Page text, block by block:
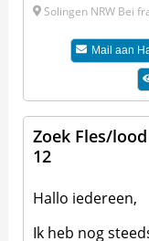
Solingen NRW Bei
Mail aan
Zoek Fles/
12
Hallo iedereen,
Ik heb nog